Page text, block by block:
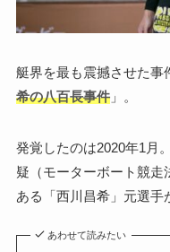
艇界を最も震撼させた事
希の八百長事件」。
発覚したのは2020年1月
疑（モーターボート競
ある「西川昌希」元選手
あわせて読みたい